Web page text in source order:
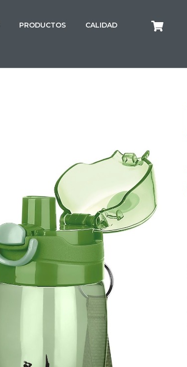
PRODUCTOS
CALIDAD